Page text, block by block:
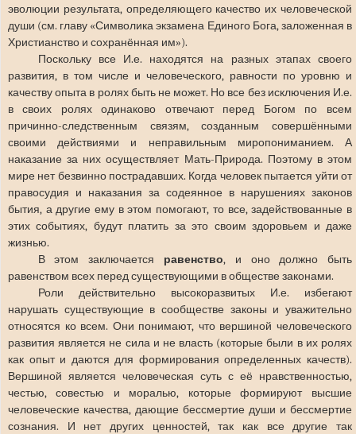
эволюции результата, определяющего качество их человеческой
души (см. главу «Символика экзамена Единого Бога, заложенная в
Христианство и сохранённая им»).
Поскольку все И.е. находятся на разных этапах своего
развития, в том числе и человеческого, равности по уровню и
качеству опыта в ролях быть не может. Но все без исключения И.е.
в своих ролях одинаково отвечают перед Богом по всем
причинно-следственным связям, созданным совершёнными
своими действиями и неправильным миропониманием. А
наказание за них осуществляет Мать-Природа. Поэтому в этом
мире нет безвинно пострадавших. Когда человек пытается уйти от
правосудия и наказания за содеянное в нарушениях законов
бытия, а другие ему в этом помогают, то все, задействованные в
этих событиях, будут платить за это своим здоровьем и даже
жизнью.
В этом заключается равенство, и оно должно быть
равенством всех перед существующими в обществе законами.
Роли действительно высокоразвитых И.е. избегают
нарушать существующие в сообществе законы и уважительно
относятся ко всем. Они понимают, что вершиной человеческого
развития является не сила и не власть (которые были в их ролях
как опыт и даются для формирования определенных качеств).
Вершиной является человеческая суть с её нравственностью,
честью, совестью и моралью, которые формируют высшие
человеческие качества, дающие бессмертие души и бессмертие
сознания. И нет других ценностей, так как все другие так